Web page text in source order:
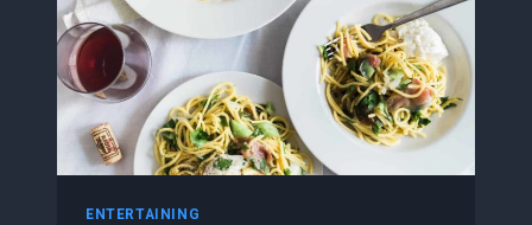
ENTERTAINING